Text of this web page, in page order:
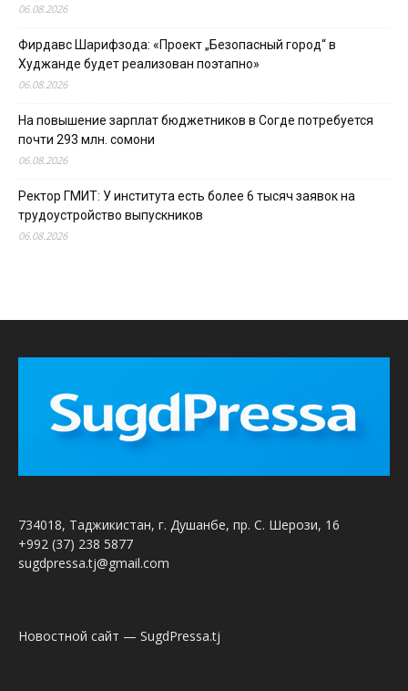
06.08.2026
Фирдавс Шарифзода: «Проект „Безопасный город“ в
Худжанде будет реализован поэтапно»
06.08.2026
На повышение зарплат бюджетников в Согде потребуется
почти 293 млн. сомони
06.08.2026
Ректор ГМИТ: У института есть более 6 тысяч заявок на
трудоустройство выпускников
06.08.2026
734018, Таджикистан, г. Душанбе, пр. С. Шерози, 16
+992 (37) 238 5877
sugdpressa.tj@gmail.com
Новостной сайт — SugdPressa.tj